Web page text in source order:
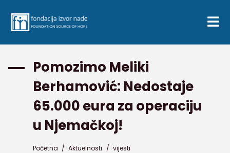
Pomozimo Meliki
Berhamović: Nedostaje
65.000 eura za operaciju
u Njemačkoj!
Početna / Aktuelnosti / vijesti